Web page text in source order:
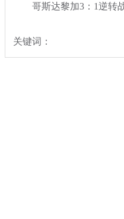
哥斯达黎加3：1逆转
关键词：